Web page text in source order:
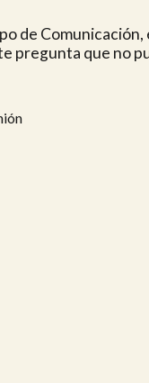
Comunicación,
pregunta que no